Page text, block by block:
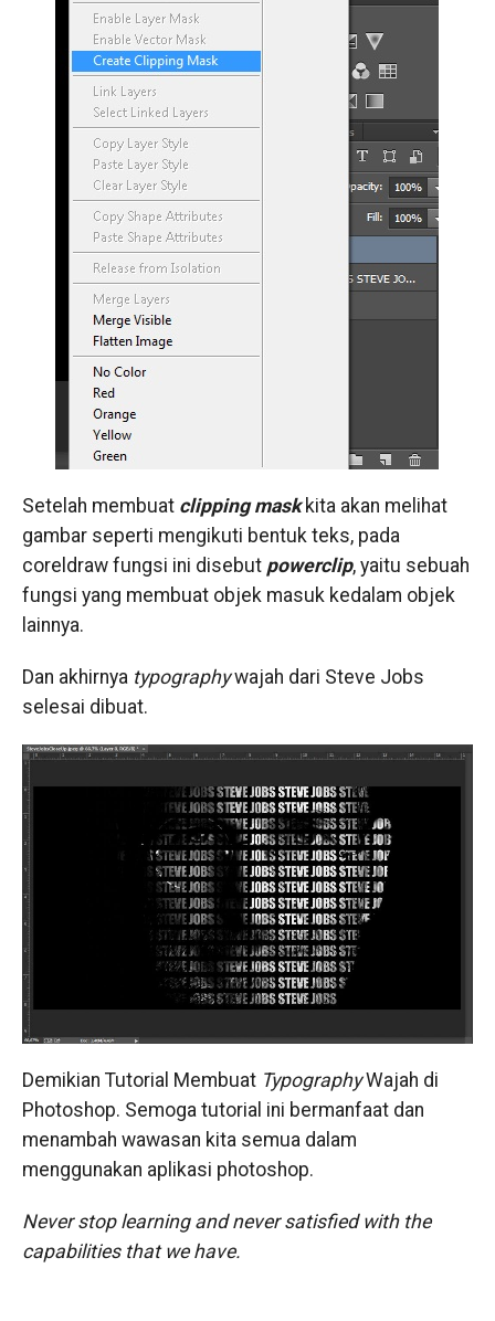
Setelah membuat clipping maskkita akan melihat
gambar seperti mengikuti bentuk teks, pada
coreldraw fungsi ini disebut powerclip, yaitu sebuah
fungsi yang membuat objek masuk kedalam objek
lainnya.
Dan akhirnya typographywajah dari Steve Jobs
selesai dibuat.
Demikian Tutorial Membuat TypographyWajah di
Photoshop. Semoga tutorial ini bermanfaat dan
menambah wawasan kita semua dalam
menggunakan aplikasi photoshop.
Never stop learning and never satisfied with the
capabilities that we have.